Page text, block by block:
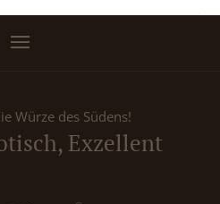
Würze des Südens!
Exzellent